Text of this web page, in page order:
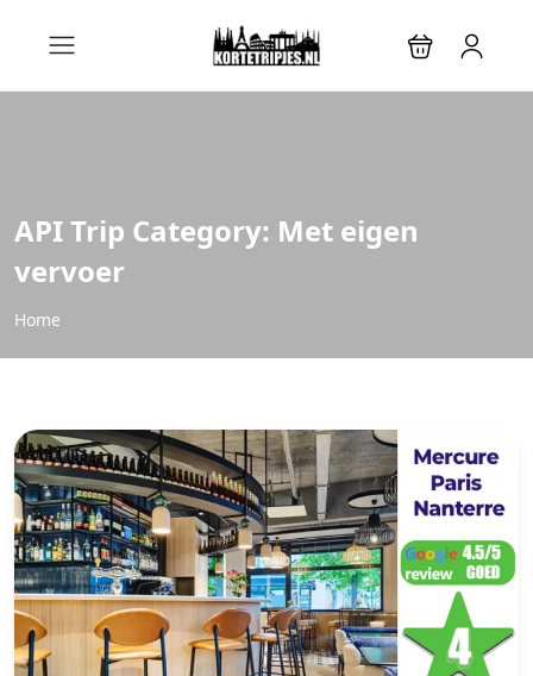
API Trip Category: Met eigen
vervoer
Home